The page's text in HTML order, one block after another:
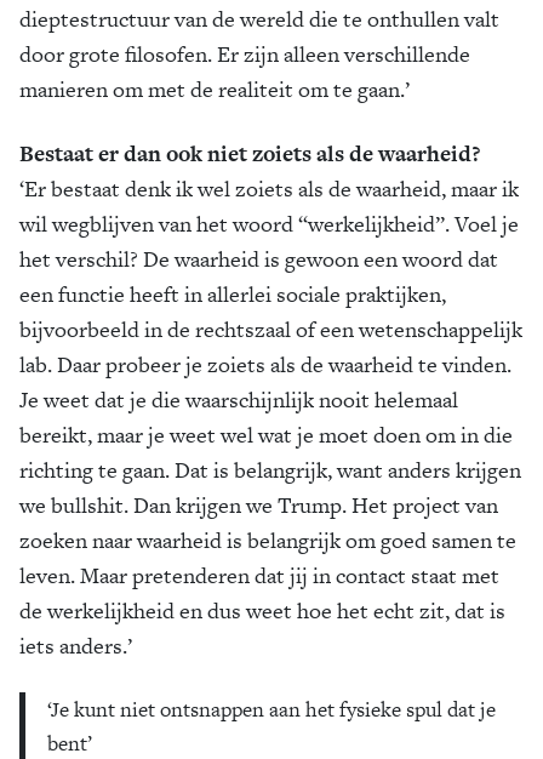
dieptestructuur van de wereld die te onthullen valt
door grote filosofen. Er zijn alleen verschillende
manieren om met de realiteit om te gaan.’
Bestaat er dan ook niet zoiets als de waarheid?
‘Er bestaat denk ik wel zoiets als de waarheid, maar ik
wil wegblijven van het woord “werkelijkheid”. Voel je
het verschil? De waarheid is gewoon een woord dat
een functie heeft in allerlei sociale praktijken,
bijvoorbeeld in de rechtszaal of een wetenschappelijk
lab. Daar probeer je zoiets als de waarheid te vinden.
Je weet dat je die waarschijnlijk nooit helemaal
bereikt, maar je weet wel wat je moet doen om in die
richting te gaan. Dat is belangrijk, want anders krijgen
we bullshit. Dan krijgen we Trump. Het project van
zoeken naar waarheid is belangrijk om goed samen te
leven. Maar pretenderen dat jij in contact staat met
de werkelijkheid en dus weet hoe het echt zit, dat is
iets anders.’
‘Je kunt niet ontsnappen aan het fysieke spul dat je
bent’